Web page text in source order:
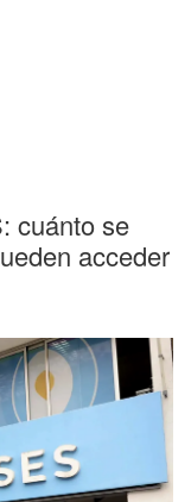
cuánto se
acceder